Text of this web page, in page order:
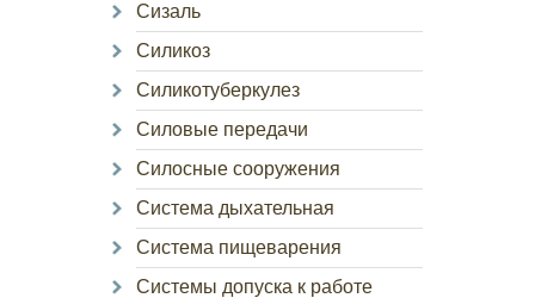
Сизаль
Силикоз
Силикотуберкулез
Силовые передачи
Силосные сооружения
Система дыхательная
Система пищеварения
Системы допуска к работе